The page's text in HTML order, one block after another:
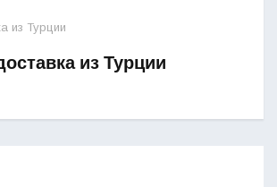
из Турции
из Турции